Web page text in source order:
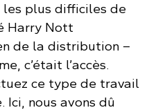
les plus difficiles de
Harry Nott
de la distribution –
c’était l’accès.
ce type de travail
Ici, nous avons dû